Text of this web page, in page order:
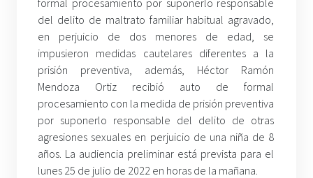
del delito de maltrato familiar habitual agravado,
en perjuicio de dos menores de edad, se
impusieron medidas cautelares diferentes a la
prisión preventiva, además, Héctor Ramón
Mendoza Ortiz recibió auto de formal
procesamiento con la medida de prisión preventiva
por suponerlo responsable del delito de otras
agresiones sexuales en perjuicio de una niña de 8
años. La audiencia preliminar está prevista para el
lunes 25 de julio de 2022 en horas de la mañana.